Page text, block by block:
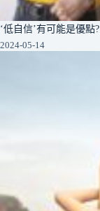
‘低自信’有可能是優點?
2024-05-14